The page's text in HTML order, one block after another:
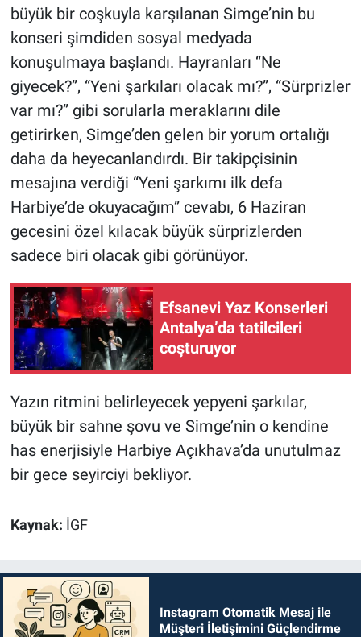
büyük bir coşkuyla karşılanan Simge’nin bu
konseri şimdiden sosyal medyada
konuşulmaya başlandı. Hayranları “Ne
giyecek?”, “Yeni şarkıları olacak mı?”, “Sürprizler
var mı?” gibi sorularla meraklarını dile
getirirken, Simge’den gelen bir yorum ortalığı
daha da heyecanlandırdı. Bir takipçisinin
mesajına verdiği “Yeni şarkımı ilk defa
Harbiye’de okuyacağım” cevabı, 6 Haziran
gecesini özel kılacak büyük sürprizlerden
sadece biri olacak gibi görünüyor.
Efsanevi Yaz Konserleri
Antalya’da tatilcileri
coşturuyor
Yazın ritmini belirleyecek yepyeni şarkılar,
büyük bir sahne şovu ve Simge’nin o kendine
has enerjisiyle Harbiye Açıkhava’da unutulmaz
bir gece seyirciyi bekliyor.
Kaynak: İGF
Instagram Otomatik Mesaj ile
Müşteri İletişimini Güçlendirme